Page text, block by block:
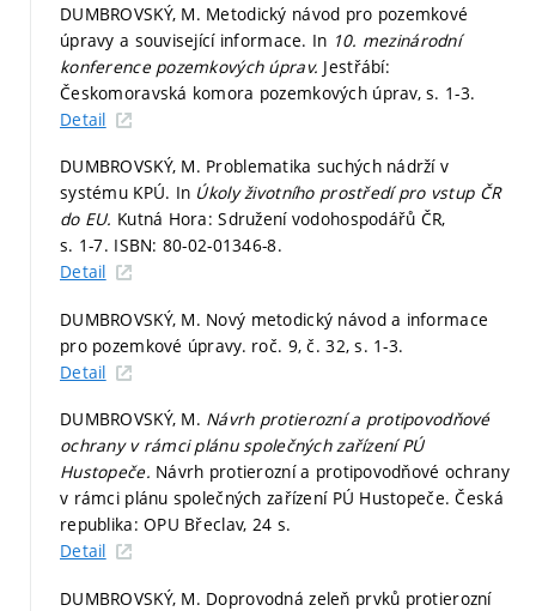
DUMBROVSKÝ, M. Metodický návod pro pozemkové
úpravy a související informace. In 10. mezinárodní
konference pozemkových úprav. Jestřábí:
Českomoravská komora pozemkových úprav,s. 1-3.
Detail
DUMBROVSKÝ, M. Problematika suchých nádrží v
systému KPÚ. In Úkoly životního prostředí pro vstup ČR
do EU. Kutná Hora: Sdružení vodohospodářů ČR,
s. 1-7. ISBN: 80-02-01346-8.
Detail
DUMBROVSKÝ, M. Nový metodický návod a informace
pro pozemkové úpravy. roč. 9, č. 32,s. 1-3.
Detail
DUMBROVSKÝ, M. Návrh protierozní a protipovodňové
ochrany v rámci plánu společných zařízení PÚ
Hustopeče. Návrh protierozní a protipovodňové ochrany
v rámci plánu společných zařízení PÚ Hustopeče. Česká
republika: OPU Břeclav, 24 s.
Detail
DUMBROVSKÝ, M. Doprovodná zeleň prvků protierozní